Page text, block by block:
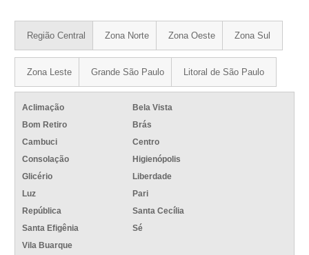
Região Central Zona Norte Zona Oeste Zona Sul
Zona Leste Grande São Paulo Litoral de São Paulo
Aclimação
Bela Vista
Bom Retiro
Brás
Cambuci
Centro
Consolação
Higienópolis
Glicério
Liberdade
Luz
Pari
República
Santa Cecília
Santa Efigênia
Sé
Vila Buarque